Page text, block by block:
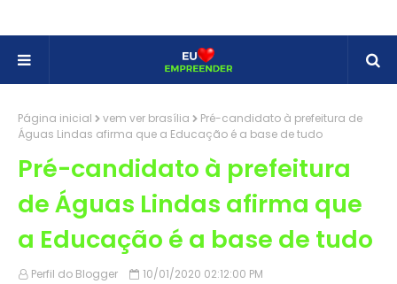
Página inicial vem ver brasília
Pré-candidato à prefeitura de
Águas Lindas afirma que a Educação é a base de tudo
Pré-candidato à prefeitura
de Águas Lindas afirma que
a Educação é a base de tudo
Perfil do Blogger 10/01/2020 02:12:00 PM